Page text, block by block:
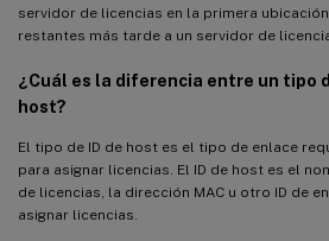
servidor de licencias en la primera
restantes más tarde a un servidor de
¿Cuál es la diferencia entre un tipo
host?
El tipo de ID de host es el tipo de enlace
para asignar licencias. El ID de host es el
de licencias, la dirección MAC u otro ID de
asignar licencias.